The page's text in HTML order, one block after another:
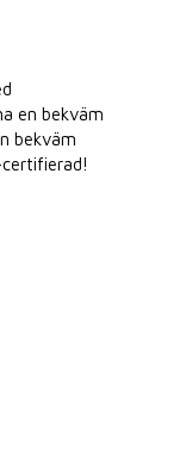
en bekväm
bekväm